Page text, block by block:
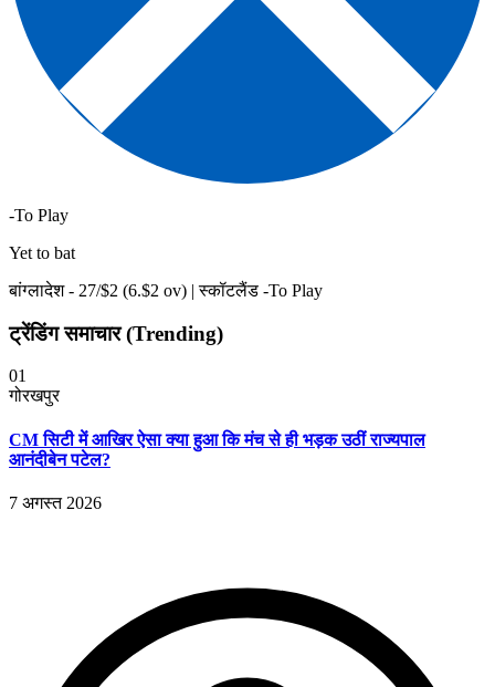
-To Play
Yet to bat
बांग्लादेश - 27/$2 (6.$2 ov) | स्कॉटलैंड -To Play
ट्रेंडिंग समाचार (Trending)
01
गोरखपुर
CM सिटी में आखिर ऐसा क्या हुआ कि मंच से ही भड़क उठीं राज्यपाल
आनंदीबेन पटेल?
7 अगस्त 2026